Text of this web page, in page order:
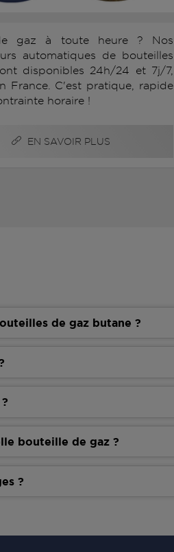
gaz à toute heure ? Nos
automatiques de bouteilles
disponibles 24h/24 et 7j/7,
France. C'est pratique, rapide
horaire !
EN SAVOIR PLUS
de gaz butane ?
bouteille de gaz ?
?